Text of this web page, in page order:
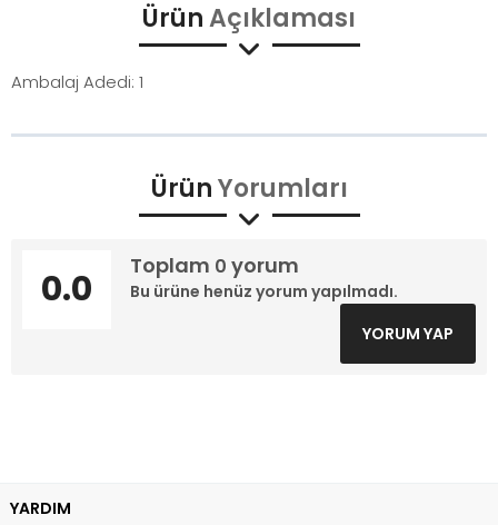
ÜrünAçıklaması
Ambalaj Adedi: 1
ÜrünYorumları
Toplam 0 yorum
Bu ürüne henüz yorum yapılmadı.
0.0
YORUM YAP
YARDIM